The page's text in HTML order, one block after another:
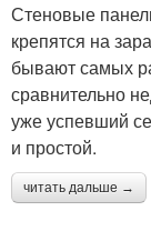
Стеновые
крепятся на
бывают самых
сравнительно
уже успевший
и простой.
читать дальше →